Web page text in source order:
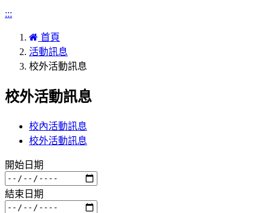
:::
首頁
活動訊息
校外活動訊息
校外活動訊息
校內活動訊息
校外活動訊息
開始日期
結束日期